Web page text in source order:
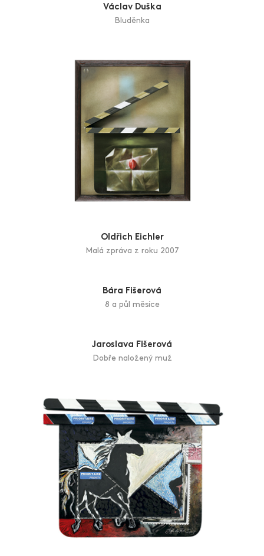
Václav Duška
Bluděnka
Oldřich Eichler
Malá zpráva z roku 2007
Bára Fišerová
8 a půl měsíce
Jaroslava Fišerová
Dobře naložený muž